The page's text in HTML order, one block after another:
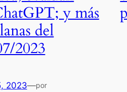
y más
del
2023
2023—por